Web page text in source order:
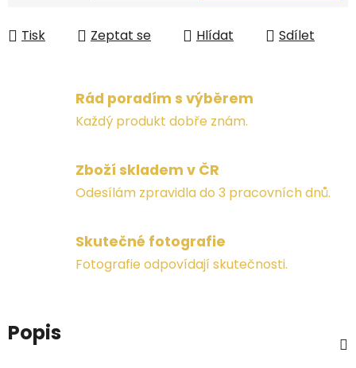
Tisk Zeptat se Hlídat Sdílet
Rád poradím s výběrem
Každý produkt dobře znám.
Zboží skladem v ČR
Odesílám zpravidla do 3 pracovních dnů.
Skutečné fotografie
Fotografie odpovídají skutečnosti.
Popis